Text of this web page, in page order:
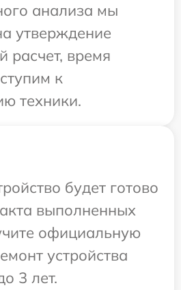
анализа мы
утверждение
расчет, время
к
техники.
будет готово
выполненных
официальную
устройства
3 лет.